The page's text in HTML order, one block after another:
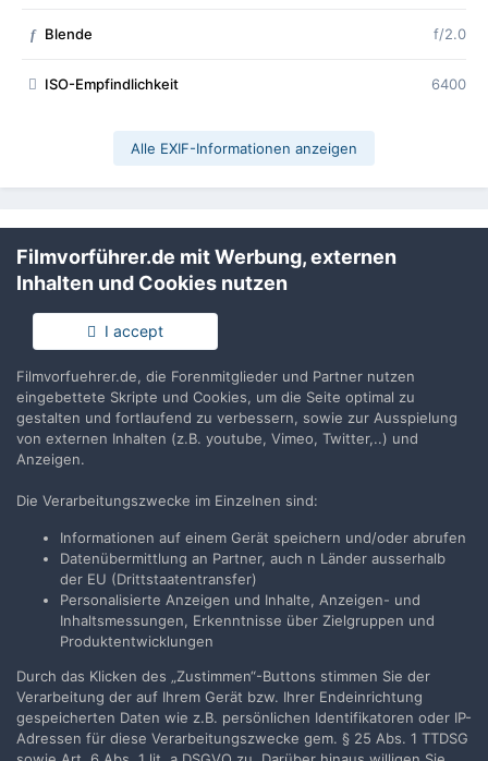
f Blende f/2.0
ISO-Empfindlichkeit 6400
Alle EXIF-Informationen anzeigen
Teilen Folgen
Keine Kommentare vorhanden
Erstelle ein Benutzerkonto oder melde Dich
an, um zu kommentieren
Du musst ein Benutzerkonto haben, um einen Kommentar
Benutzerkonto erstellen
Neues Benutzerkonto für unsere Community erstellen. Es
ist einfach!
Neues Benutzerkonto erstellen
Anmelden
Du hast bereits ein Benutzerkonto? Melde Dich hier an.
Filmvorführer.de mit Werbung, externen
Inhalten und Cookies nutzen
I accept
Filmvorfuehrer.de, die Forenmitglieder und Partner nutzen
eingebettete Skripte und Cookies, um die Seite optimal zu
gestalten und fortlaufend zu verbessern, sowie zur Ausspielung
von externen Inhalten (z.B. youtube, Vimeo, Twitter,..) und
Anzeigen.
Die Verarbeitungszwecke im Einzelnen sind:
Informationen auf einem Gerät speichern und/oder abrufen
Datenübermittlung an Partner, auch n Länder ausserhalb
der EU (Drittstaatentransfer)
Personalisierte Anzeigen und Inhalte, Anzeigen- und
Inhaltsmessungen, Erkenntnisse über Zielgruppen und
Produktentwicklungen
Durch das Klicken des „Zustimmen“-Buttons stimmen Sie der
Verarbeitung der auf Ihrem Gerät bzw. Ihrer Endeinrichtung
gespeicherten Daten wie z.B. persönlichen Identifikatoren oder IP-
Adressen für diese Verarbeitungszwecke gem. § 25 Abs. 1 TTDSG